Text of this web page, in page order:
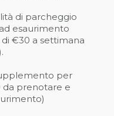
di parcheggio
esaurimento
€30 a settimana
per
prenotare e